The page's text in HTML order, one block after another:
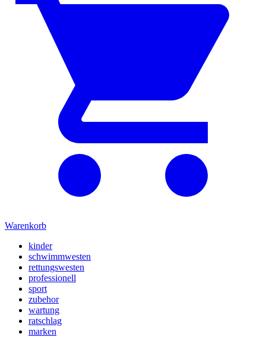
Warenkorb
kinder
schwimmwesten
rettungswesten
professionell
sport
zubehor
wartung
ratschlag
marken